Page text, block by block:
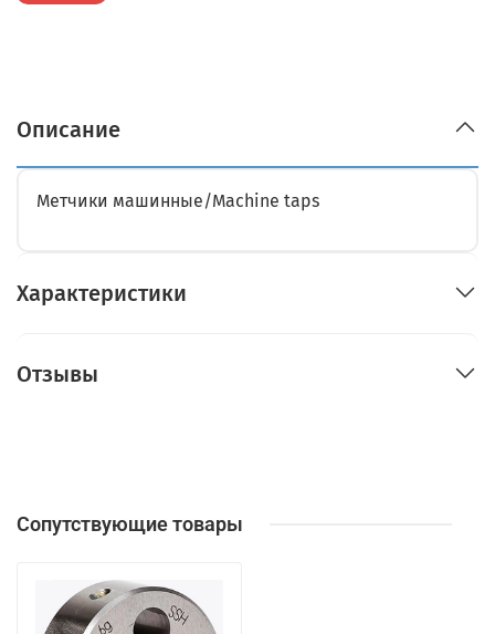
Описание
Метчики машинные/Machine taps
Характеристики
Отзывы
Сопутствующие товары